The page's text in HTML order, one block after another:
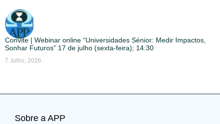
Convite | Webinar online “Universidades Sénior: Medir Impactos,
Sonhar Futuros” 17 de julho (sexta-feira); 14:30
7 Julho, 2026
Sobre a APP